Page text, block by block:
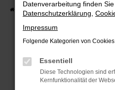
Fahrzeugangebote
Fehler: Network
Beim Laden ist ein Fehler
Hier sind ein paar Tipps,
Datenverarbeitung finden
Datenschutzerklärung
Impressum
Folgende Kategorien von
Essentiell
Diese Technologien sind
Kernfunktionalität der